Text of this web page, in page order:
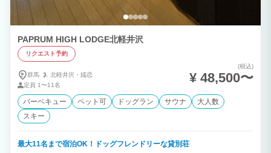
PAPRUM HIGH LODGE北軽井沢
リクエスト予約
群馬 北軽井沢・ 嬬恋
定員 1〜11名
(税込)
¥ 48,500〜
バーベキュー ペット可 ドッグラン サウナ
大人数
スキー
最大11名まで宿泊OK！ドッグフレンドリーな貸別荘